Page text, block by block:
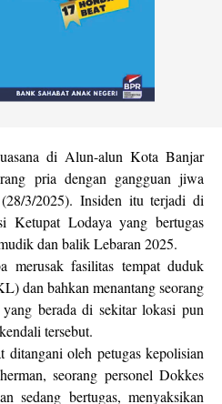
di Alun-alun Kota Banjar
pria dengan gangguan jiwa
3/2025). Insiden itu terjadi di
Ketupat Lodaya yang bertugas
dan balik Lebaran 2025.
merusak fasilitas tempat duduk
dan bahkan menantang seorang
berada di sekitar lokasi pun
tersebut.
ditangani oleh petugas kepolisian
seorang personel Dokkes
sedang bertugas, menyaksikan